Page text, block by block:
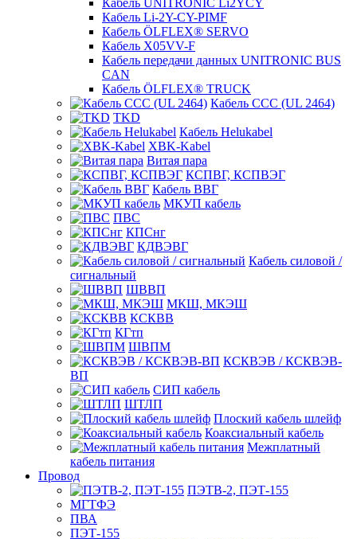
Кабель UNITRONIC Li2YCY
Кабель Li-2Y-CY-PIMF
Кабель ÖLFLEX® SERVO
Кабель X05VV-F
Кабель передачи данных UNITRONIC BUS
CAN
Кабель ÖLFLEX® TRUCK
Кабель CCC (UL 2464)
TKD
Кабель Helukabel
XBK-Kabel
Витая пара
КСПВГ, КСПВЭГ
Кабель ВВГ
МКУП кабель
ПВС
КПСнг
КДВЭВГ
Кабель силовой /
сигнальный
ШВВП
МКШ, МКЭШ
КСКВВ
КГтп
ШВПМ
КСКВЭВ / КСКВЭВ-
ВП
СИП кабель
ШТЛП
Плоский кабель шлейф
Коаксиальный кабель
Межплатный
кабель питания
Провод
ПЭТВ-2, ПЭТ-155
МГТФЭ
ПВА
ПЭТ-155